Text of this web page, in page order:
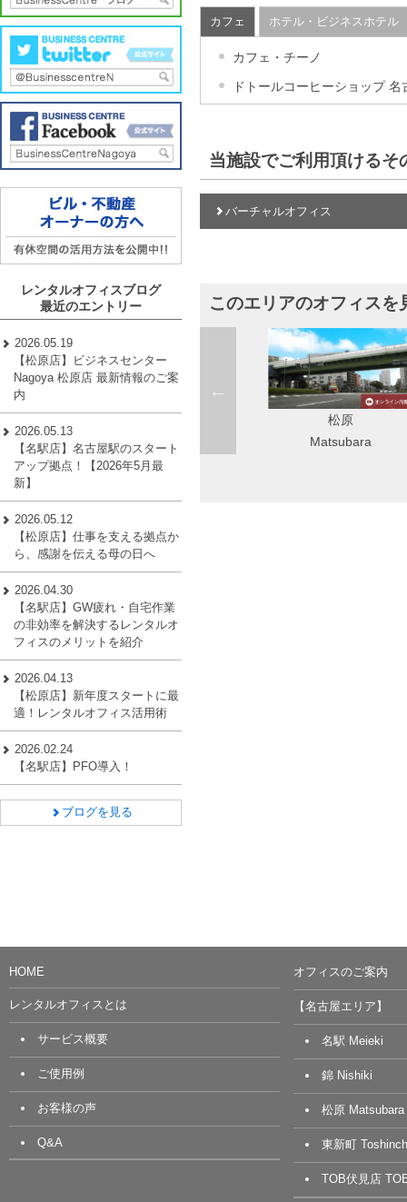
カフェ ホテル・ビジネスホテル
カフェ・チーノ
ドトールコーヒーショップ
当施設でご利用頂けるそ
バーチャルオフィス
このエリアのオフィスを
店）
Nishiki
松原
Matsubara
レンタルオフィスブログ
最近のエントリー
2026.05.19
【松原店】ビジネスセンター
Nagoya 松原店 最新情報のご案
内
2026.05.13
【名駅店】名古屋駅のスタート
アップ拠点！【2026年5月最
新】
2026.05.12
【松原店】仕事を支える拠点か
ら、感謝を伝える母の日へ
2026.04.30
【名駅店】GW疲れ・自宅作業
の非効率を解決するレンタルオ
フィスのメリットを紹介
2026.04.13
【松原店】新年度スタートに最
適！レンタルオフィス活用術
2026.02.24
【名駅店】PFO導入！
ブログを見る
HOME
レンタルオフィスとは
サービス概要
ご使用例
お客様の声
Q&A
オフィスのご案内
【名古屋エリア】
名駅 Meieki
錦 Nishiki
松原 Matsubara
東新町
TOB伏見店